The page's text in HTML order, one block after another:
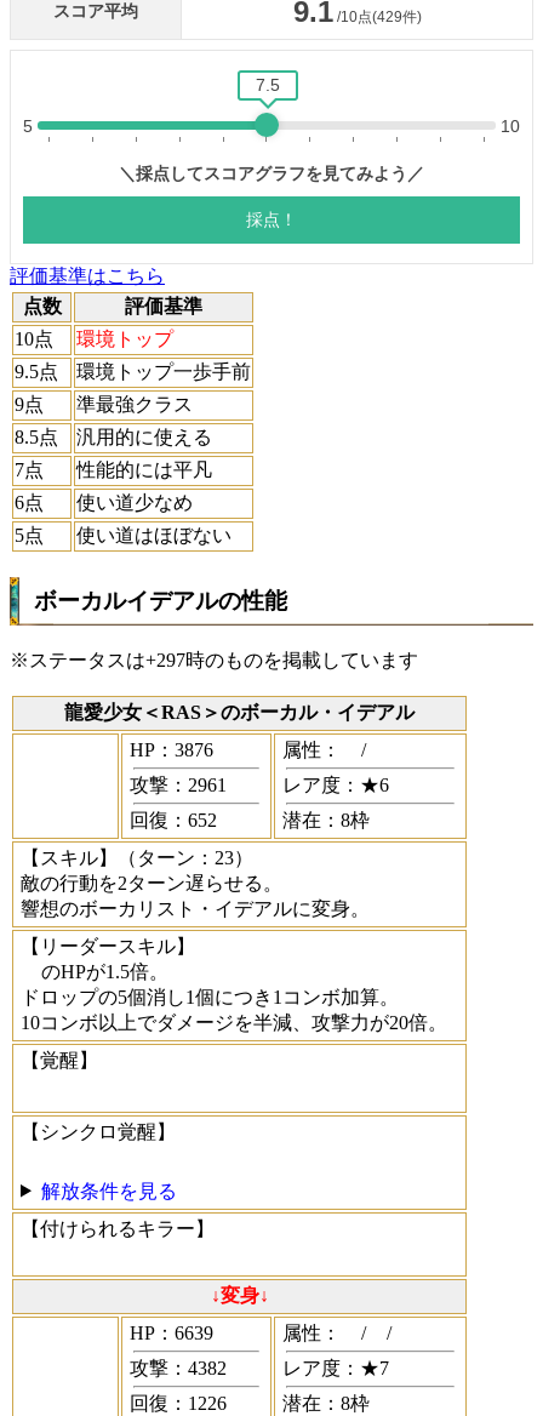
評価基準はこちら
点数
評価基準
10点
環境トップ
9.5点
環境トップ一歩手前
9点
準最強クラス
8.5点
汎用的に使える
7点
性能的には平凡
6点
使い道少なめ
5点
使い道はほぼない
ボーカルイデアルの性能
※ステータスは+297時のものを掲載しています
龍愛少女＜RAS＞のボーカル・イデアル
HP：3876
攻撃：2961
回復：652
属性：
/
レア度：★6
潜在：8枠
【スキル】
（ターン：23）
敵の行動を2ターン遅らせる。
響想のボーカリスト・イデアルに変身。
【リーダースキル】
のHPが1.5倍。
ドロップの5個消し1個につき1コンボ加算。
10コンボ以上でダメージを半減、攻撃力が20倍。
【覚醒】
【シンクロ覚醒】
解放条件を見る
【付けられるキラー】
↓変身↓
HP：6639
攻撃：4382
回復：1226
属性： /
/
レア度：★7
潜在：8枠